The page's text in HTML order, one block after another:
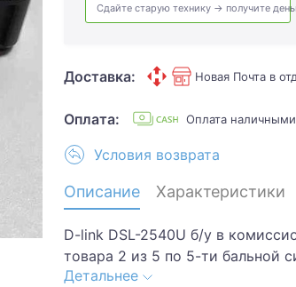
Сдайте старую технику → получите
Доставка: Новая Почта в
Оплата: Оплата наличными
Условия возврата
Описание Характеристики
D-link DSL-2540U б/у в
товара 2 из 5 по 5-ти бальной
царапины,потертости..
Детальнее